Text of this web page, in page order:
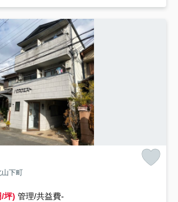
山下町
坪) 管理/共益費-